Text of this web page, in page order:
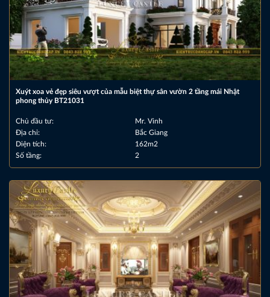
Xuýt xoa vẻ đẹp siêu vượt của mẫu biệt thự sân vườn 2 tầng mái Nhật
phong thủy BT21031
Chủ đầu tư:
Mr. Vinh
Địa chỉ:
Bắc Giang
Diện tích:
162m2
Số tầng:
2